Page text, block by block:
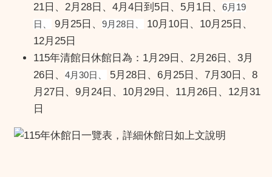
21日、2月28日、4月4日到5日、5月1日、 6月19
日、
9月25日、 9月28日、
10月10日、10月25日、
12月25日
115年清館日休館日為：1月29日、2月26日、3月
26日、 4月30日、
5月28日、6月25日、7月30日、8
月27日、9月24日、10月29日、11月26日、12月31
日